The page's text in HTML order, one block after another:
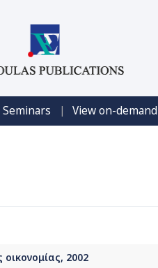
Seminars | View on-demand
2002